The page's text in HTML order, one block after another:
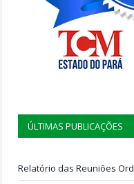
ÚLTIMAS PUBLICAÇÕES
Relatório das Reuniões